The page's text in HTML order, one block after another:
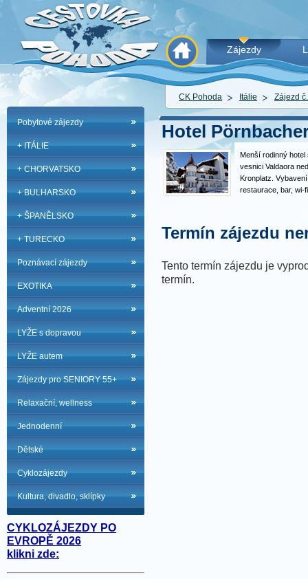
Zájezdy
CK Pohoda Itálie Zájezd
Pobytové zájezdy
+ ITÁLIE
+ CHORVATSKO
+ BULHARSKO
+ ŠPANĚLSKO
+ TURECKO
Poznávací zájezdy
EXOTIKA
Adventní 2026
LYŽE s dopravou
LYŽE autem
Zájezdy pro SENIORY 55+
Relaxační, wellness
Jednodenní
Dětské
Cyklozájezdy
Kultura, divadlo, sklípky
CYKLOZÁJEZDY PO
EVROPĚ 2026
klikni zde:
Hotel
Menší rodinný
vesnici Valdaora
Kronplatz.
restaurace, bar, wi-
Termín zájezdu
Tento termín zájezdu je
termín.